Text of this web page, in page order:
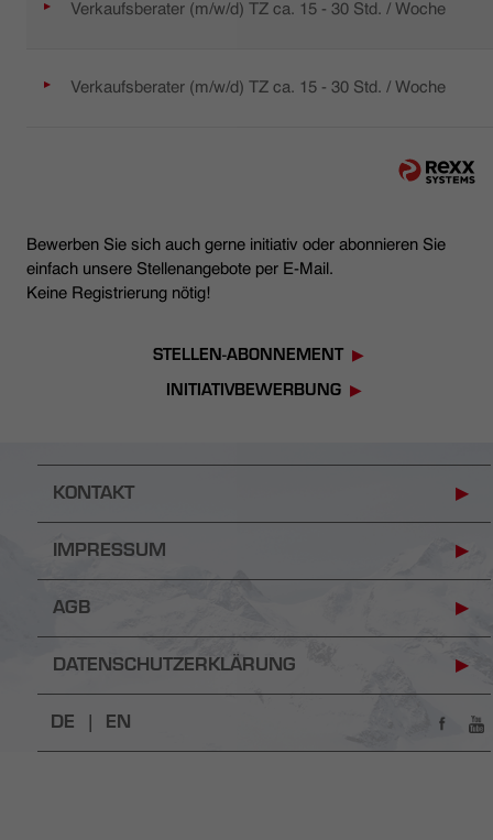
Verkaufsberater (m/w/d) TZ ca. 15 - 30 Std. / Woche
Verkaufsberater (m/w/d) TZ ca. 15 - 30 Std. / Woche
Bewerben Sie sich auch gerne initiativ oder abonnieren Sie
einfach unsere Stellenangebote per E-Mail.
Keine Registrierung nötig!
STELLEN-ABONNEMENT
INITIATIVBEWERBUNG
KONTAKT
IMPRESSUM
AGB
DATENSCHUTZERKLÄRUNG
DE | EN